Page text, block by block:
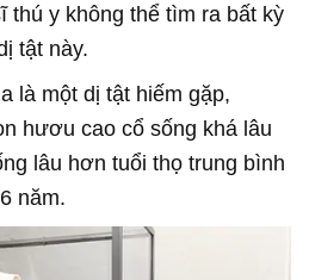
thú y không thể tìm ra bất kỳ
tật này.
là một dị tật hiếm gặp,
hươu cao cổ sống khá lâu
lâu hơn tuổi thọ trung bình
năm.